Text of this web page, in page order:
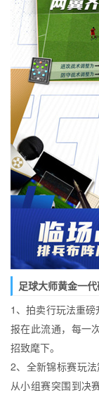
足球大师黄金一
1、拍卖行玩法重
报在此流通，每一
招致麾下。
2、全新锦标赛玩
从小组赛突围到决